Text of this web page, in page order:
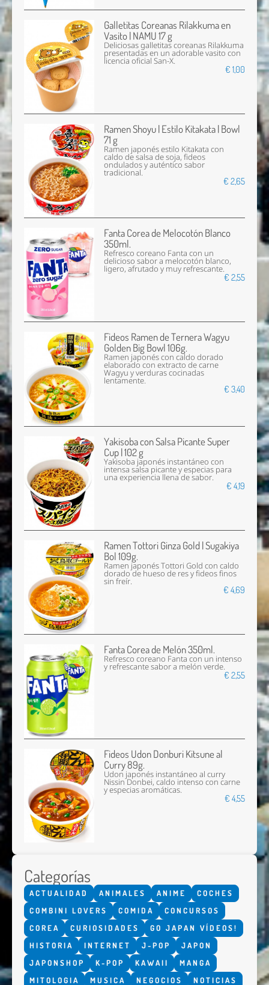
Galletitas Coreanas Rilakkuma en
Vasito | NAMU 17 g
Deliciosas galletitas coreanas Rilakkuma
presentadas en un adorable vasito con
licencia oficial San-X.
€ 1,00
Ramen Shoyu | Estilo Kitakata | Bowl
71 g
Ramen japonés estilo Kitakata con
caldo de salsa de soja, fideos
ondulados y auténtico sabor
tradicional.
€ 2,65
Fanta Corea de Melocotón Blanco
350ml.
Refresco coreano Fanta con un
delicioso sabor a melocotón blanco,
ligero, afrutado y muy refrescante.
€ 2,55
Fideos Ramen de Ternera Wagyu
Golden Big Bowl 106g.
Ramen japonés con caldo dorado
elaborado con extracto de carne
Wagyu y verduras cocinadas
lentamente.
€ 3,40
Yakisoba con Salsa Picante Super
Cup | 102 g
Yakisoba japonés instantáneo con
intensa salsa picante y especias para
una experiencia llena de sabor.
€ 4,19
Ramen Tottori Ginza Gold | Sugakiya
Bol 109g.
Ramen japonés Tottori Gold con caldo
dorado de hueso de res y fideos finos
sin freír.
€ 4,69
Fanta Corea de Melón 350ml.
Refresco coreano Fanta con un intenso
y refrescante sabor a melón verde.
€ 2,55
Fideos Udon Donburi Kitsune al
Curry 89g.
Udon japonés instantáneo al curry
Nissin Donbei, caldo intenso con carne
y especias aromáticas.
€ 4,55
Categorías
ACTUALIDAD ANIMALES ANIME
COCHES
COMBINI LOVERS
COMIDA
CONCURSOS
COREA
CURIOSIDADES
GO JAPAN VÍDEOS!
HISTORIA
INTERNET J-POP
JAPON
JAPONSHOP
K-POP KAWAII
MANGA
MITOLOGIA
MUSICA NEGOCIOS NOTICIAS